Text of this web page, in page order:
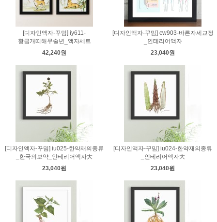
[디자인액자-꾸밈] iy611-
황금개띠해무술년_액자세트
42,240원
[디자인액자-꾸밈] cw903-바른자세교정
_인테리어액자
23,040원
[디자인액자-꾸밈] iu025-한약재의종류
_한국의보약_인테리어액자大
23,040원
[디자인액자-꾸밈] iu024-한약재의종류
_인테리어액자大
23,040원